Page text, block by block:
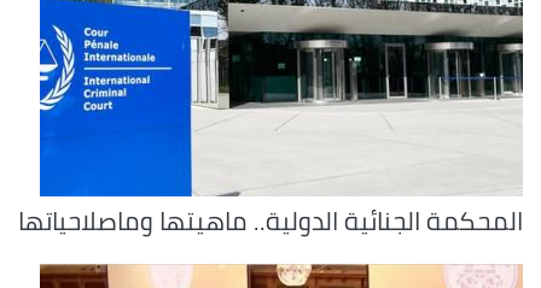
المحكمة الجنائية الدولية.. ماهيتها وماصلاحياتها